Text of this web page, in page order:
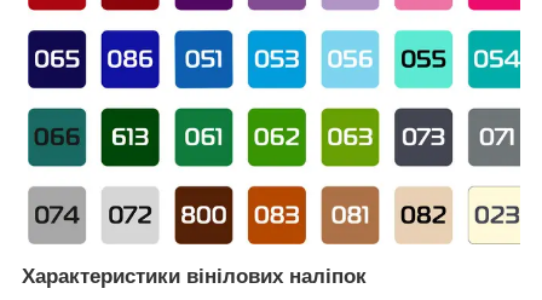
Характеристики вінілових наліпок